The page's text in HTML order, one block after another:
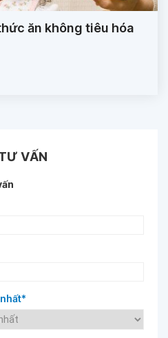
ăn không tiêu hóa
VẤN